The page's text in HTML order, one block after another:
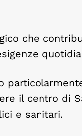
che
il centro di
e sanitari.